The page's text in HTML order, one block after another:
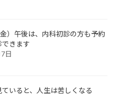
）午後は、内科初診の方も予約
できます
日
いると、人生は苦しくなる